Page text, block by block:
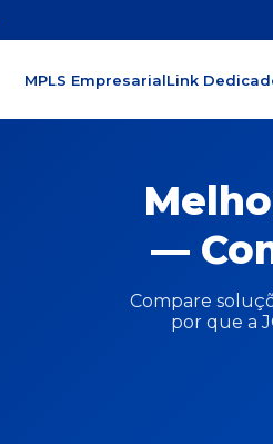
MPLS EmpresarialLink
—
Compare
por que a